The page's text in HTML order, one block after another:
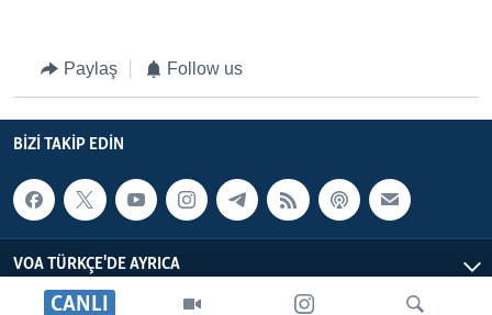
CANLI
Paylaş Follow us
BIZI TAKIP EDIN
VOA TÜRKÇE'DE AYRICA